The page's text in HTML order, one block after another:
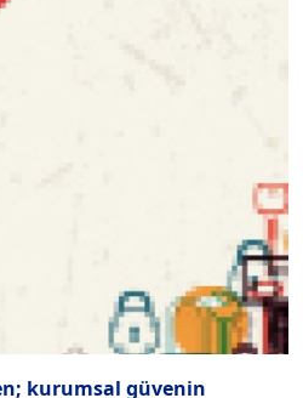
kurumsal güvenin